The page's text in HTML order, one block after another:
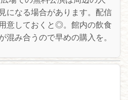
になる場合があります。配信
意しておくと◎。館内の飲食
混み合うので早めの購入を。